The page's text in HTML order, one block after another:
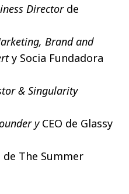
Directorde
Brand and
y Socia Fundadora
& Singularity
yCEO de Glassy
de The Summer